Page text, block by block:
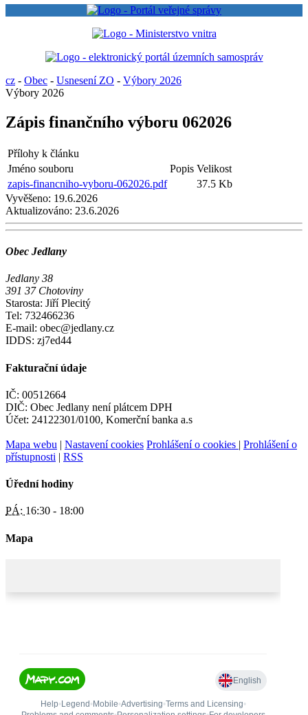
cz - Obec - Usnesení ZO - Výbory 2026
Výbory 2026
Zápis finančního výboru 062026
Přílohy k článku
Jméno souboru
Popis Velikost
zapis-financniho-vyboru-062026.pdf
37.5 Kb
Vyvěšeno: 19.6.2026
Aktualizováno: 23.6.2026
Obec Jedlany
Jedlany 38
391 37 Chotoviny
Starosta: Jiří Plecitý
Tel: 732466236
E-mail: obec@jedlany.cz
IDDS: zj7ed44
Fakturační údaje
IČ: 00512664
DIČ: Obec Jedlany není plátcem DPH
Účet: 24122301/0100, Komerční banka a.s
Mapa webu | Nastavení cookies Prohlášení o cookies | Prohlášení o
přístupnosti | RSS
Úřední hodiny
PÁ: 16:30 - 18:00
Mapa